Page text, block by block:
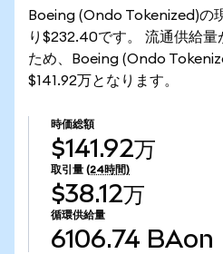
Boeing (Ondo Tokenized)の
り$232.40です。 流通供給量
ため、Boeing (Ondo
$141.92万となります。
時価総額
$141.92万
取引量 (24時間)
$38.12万
循環供給量
6106.74 BAon